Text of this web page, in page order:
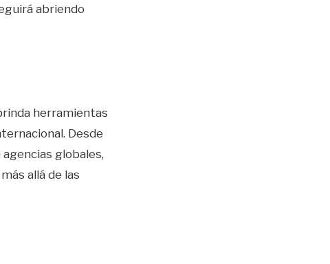
abriendo
herramientas
Desde
globales,
allá de las